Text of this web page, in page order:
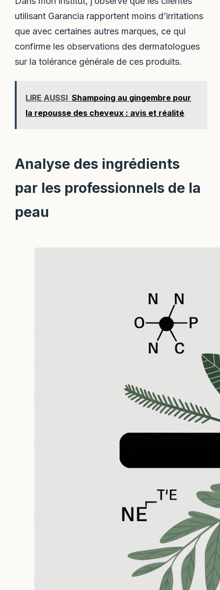
utilisant Garancia rapportent moins d’irritations
que avec certaines autres marques, ce qui
confirme les observations des dermatologues
sur la tolérance générale de ces produits.
LIRE AUSSI Shampoing au gingembre pour
la repousse des cheveux : avis et réalité
Analyse des ingrédients
par les professionnels de la
peau